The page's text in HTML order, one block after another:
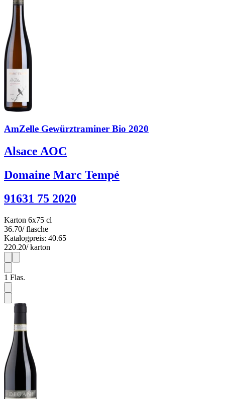
AmZelle Gewürztraminer Bio 2020
Alsace AOC
Domaine Marc Tempé
91631 75 2020
Karton 6x75 cl
36.70/ flasche
Katalogpreis: 40.65
220.20/ karton
1
1 Flas.